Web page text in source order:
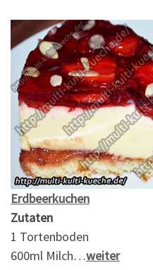
Erdbeerkuchen
Zutaten
1 Tortenboden
600ml Milch…weiter